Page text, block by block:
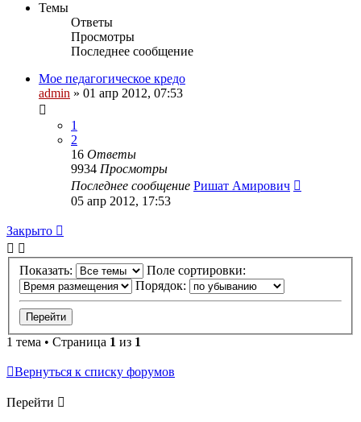
Темы
Ответы
Просмотры
Последнее сообщение
Мое педагогическое кредо
admin » 01 апр 2012, 07:53
1
2
16 Ответы
9934 Просмотры
Последнее сообщение Ришат Амирович
05 апр 2012, 17:53
Закрыто
Показать:
Поле сортировки:
Порядок:
1 тема • Страница 1 из 1
Вернуться к списку форумов
Перейти